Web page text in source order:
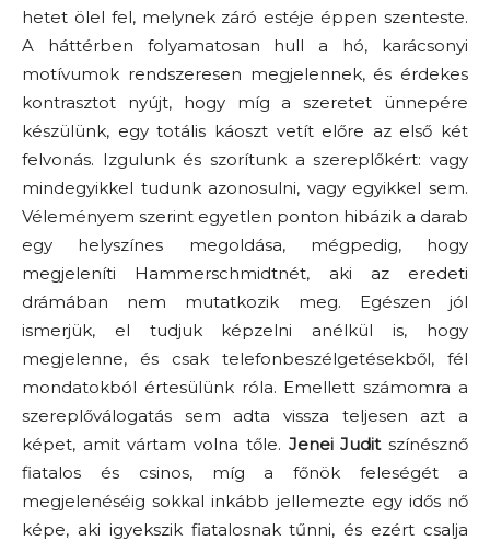
hetet ölel fel, melynek záró estéje éppen szenteste.
A háttérben folyamatosan hull a hó, karácsonyi
motívumok rendszeresen megjelennek, és érdekes
kontrasztot nyújt, hogy míg a szeretet ünnepére
készülünk, egy totális káoszt vetít előre az első két
felvonás. Izgulunk és szorítunk a szereplőkért: vagy
mindegyikkel tudunk azonosulni, vagy egyikkel sem.
Véleményem szerint egyetlen ponton hibázik a darab
egy helyszínes megoldása, mégpedig, hogy
megjeleníti Hammerschmidtnét, aki az eredeti
drámában nem mutatkozik meg. Egészen jól
ismerjük, el tudjuk képzelni anélkül is, hogy
megjelenne, és csak telefonbeszélgetésekből, fél
mondatokból értesülünk róla. Emellett számomra a
szereplőválogatás sem adta vissza teljesen azt a
képet, amit vártam volna tőle. Jenei Juditszínésznő
fiatalos és csinos, míg a főnök feleségét a
megjelenéséig sokkal inkább jellemezte egy idős nő
képe, aki igyekszik fiatalosnak tűnni, és ezért csalja